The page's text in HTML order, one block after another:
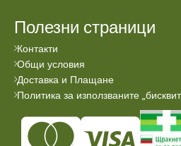
Полезни страници
Контакти
Общи условия
Доставка и Плащане
Политика за използваните